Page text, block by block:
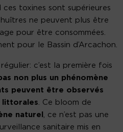
ces toxines sont supérieures
ne peuvent plus être
pour être consommées.
pour le Bassin d’Arcachon.
c’est la première fois
non plus un phénomène
peuvent être observés
littorales. Ce bloom de
naturel , ce n’est pas une
sanitaire mis en